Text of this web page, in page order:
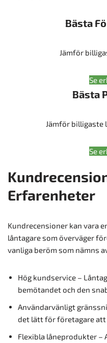
Bästa
Jämför
Se
Bästa
Jämför
Se
Erfarenheter
Kundrecensioner kan vara
låntagare som överväger
vanliga beröm som nämns
Hög kundservice –
bemötandet och den
Användarvänligt
det lätt för företagare att
Flexibla låneprodukter –